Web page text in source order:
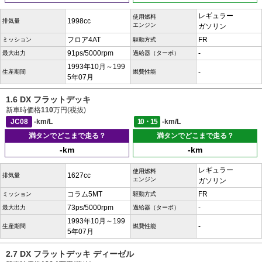
排気量 1998cc
使用燃料
エンジン
レギュラー
ガソリン
ミッション フロア4AT 駆動方式 FR
最大出力 91ps/5000rpm 過給器（ターボ） -
生産期間
1993年10月～199
5年07月
燃費性能 -
1.6 DX フラットデッキ
新車時価格110万円(税抜)
JC08
-km/L 10・15
-km/L
満タンでどこまで走る？
-km
満タンでどこまで走る？
-km
排気量 1627cc
使用燃料
エンジン
レギュラー
ガソリン
ミッション コラム5MT 駆動方式 FR
最大出力 73ps/5000rpm 過給器（ターボ） -
生産期間
1993年10月～199
5年07月
燃費性能 -
2.7 DX フラットデッキ ディーゼル